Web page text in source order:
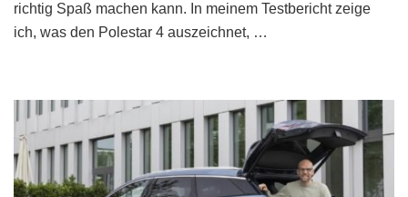
richtig Spaß machen kann. In meinem Testbericht zeige
ich, was den Polestar 4 auszeichnet, …